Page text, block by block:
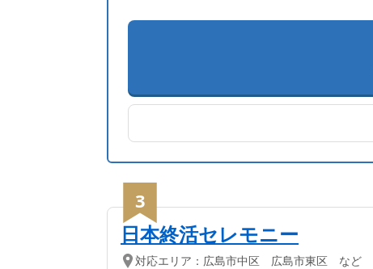
3
日本終活セレモニー
対応エリア： 広島市中区 広島市東区 など